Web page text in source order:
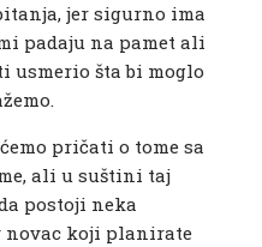
jer sigurno ima
padaju na pamet ali
usmerio šta bi moglo
pričati o tome sa
ali u suštini taj
postoji neka
koji planirate